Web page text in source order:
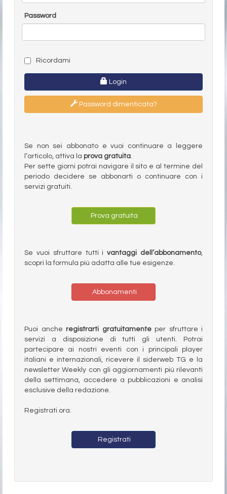
Password
Ricordami
Login
Password dimenticata?
Se non sei abbonato e vuoi continuare a leggere
l’articolo, attiva la prova gratuita.
Per sette giorni potrai navigare il sito e al termine del
periodo decidere se abbonarti o continuare con i
servizi gratuiti.
Prova gratuita
Se vuoi sfruttare tutti ivantaggi dell’abbonamento,
scopri la formula più adatta alle tue esigenze.
Abbonamenti
Puoi anche registrarti gratuitamenteper sfruttare i
servizi a disposizione di tutti gli utenti. Potrai
partecipare ai nostri eventi con i principali player
italiani e internazionali, ricevere il siderweb TG e la
newsletter Weekly con gli aggiornamenti più rilevanti
della settimana, accedere a pubblicazioni e analisi
esclusive della redazione.
Registrati ora.
Registrati